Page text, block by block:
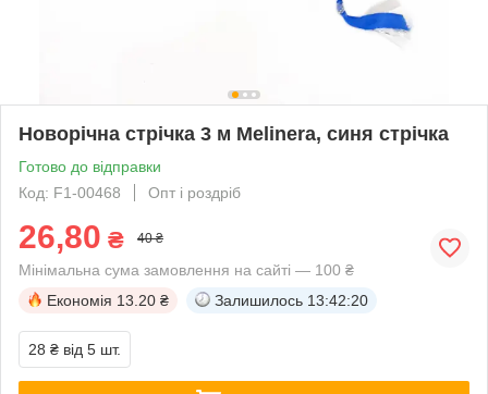
Новорічна стрічка 3 м Melinera, синя стрічка
Готово до відправки
Код: F1-00468
Опт і роздріб
26,80 ₴ 40 ₴
Мінімальна сума замовлення на сайті — 100 ₴
Економія 13.20 ₴ Залишилось 13:42:20
28 ₴ від 5 шт.